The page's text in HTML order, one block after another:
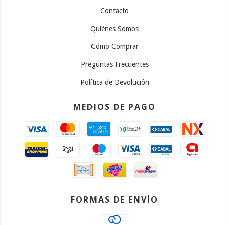
Contacto
Quiénes Somos
Cómo Comprar
Preguntas Frecuentes
Política de Devolución
MEDIOS DE PAGO
FORMAS DE ENVÍO